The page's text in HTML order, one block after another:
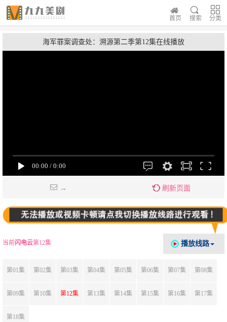
分类
搜索
首页
海军罪案调查处：溯源第二季第12集在线播放
→ 刷新页面
播放线路
当前闪电云第12集
第01集 第02集 第03集 第04集 第05集 第06集 第07集 第08集
第09集 第10集 第12集 第13集 第14集 第15集 第16集 第17集
第18集